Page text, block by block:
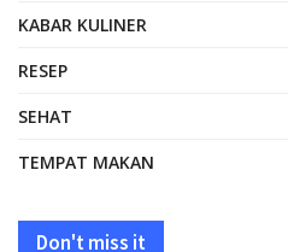
KABAR KULINER
RESEP
SEHAT
TEMPAT MAKAN
Don't miss it